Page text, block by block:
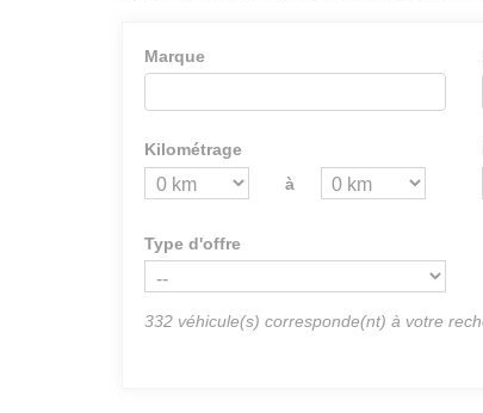
Marque
Kilométrage
à
Type d'offre
332 véhicule(s) corresponde(nt) à votre